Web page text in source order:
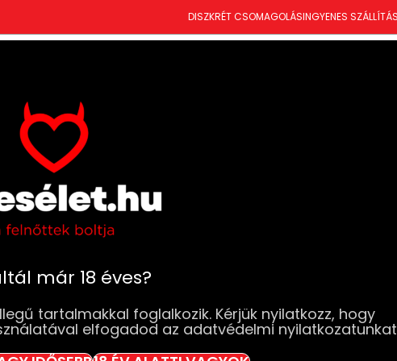
már 18 éves?
tartalmakkal foglalkozik. Kérjük nyilatkozz, hogy
elfogadod az adatvédelmi
DISZKRÉT CSOMAGOLÁSINGYENES
ÚJDONSÁGOKSZEXJÁTÉKOK
Pretty Love Bishop – G-pont vibrátor (lila/fehér)
Pretty Love
Elfogyott